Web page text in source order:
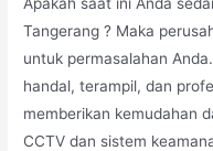
Tangerang ? Maka
untuk permasalahan
handal, terampil, dan
memberikan kemudahan
CCTV dan sistem